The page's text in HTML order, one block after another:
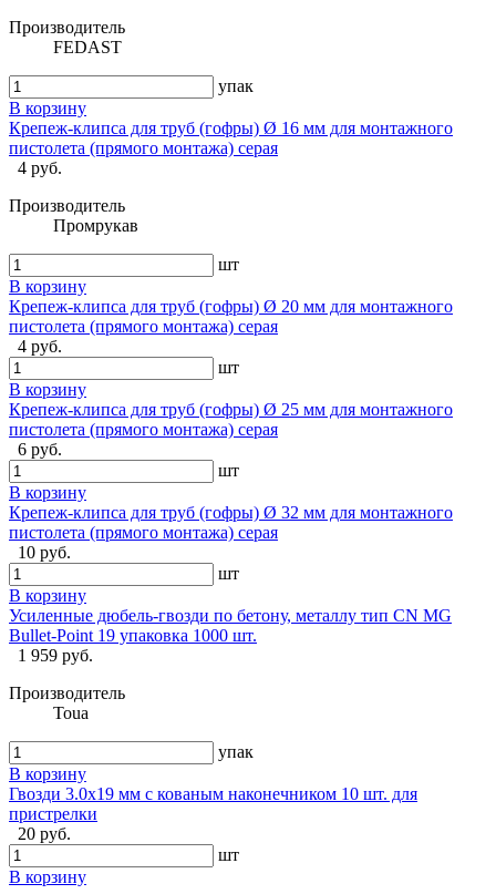
Производитель
FEDAST
упак
В корзину
Крепеж-клипса для труб (гофры) Ø 16 мм для монтажного
пистолета (прямого монтажа) серая
4 руб.
Производитель
Промрукав
шт
В корзину
Крепеж-клипса для труб (гофры) Ø 20 мм для монтажного
пистолета (прямого монтажа) серая
4 руб.
шт
В корзину
Крепеж-клипса для труб (гофры) Ø 25 мм для монтажного
пистолета (прямого монтажа) серая
6 руб.
шт
В корзину
Крепеж-клипса для труб (гофры) Ø 32 мм для монтажного
пистолета (прямого монтажа) серая
10 руб.
шт
В корзину
Усиленные дюбель-гвозди по бетону, металлу тип CN MG
Bullet-Point 19 упаковка 1000 шт.
1 959 руб.
Производитель
Toua
упак
В корзину
Гвозди 3.0x19 мм с кованым наконечником 10 шт. для
пристрелки
20 руб.
шт
В корзину